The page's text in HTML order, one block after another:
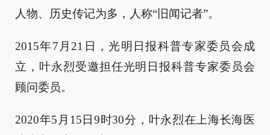
人物、历史传记为多，人称“旧闻记者”。
2015年7月21日，光明日报科普专家委员会成
立，叶永烈受邀担任光明日报科普专家委员会
顾问委员。
2020年5月15日9时30分，叶永烈在上海长海医